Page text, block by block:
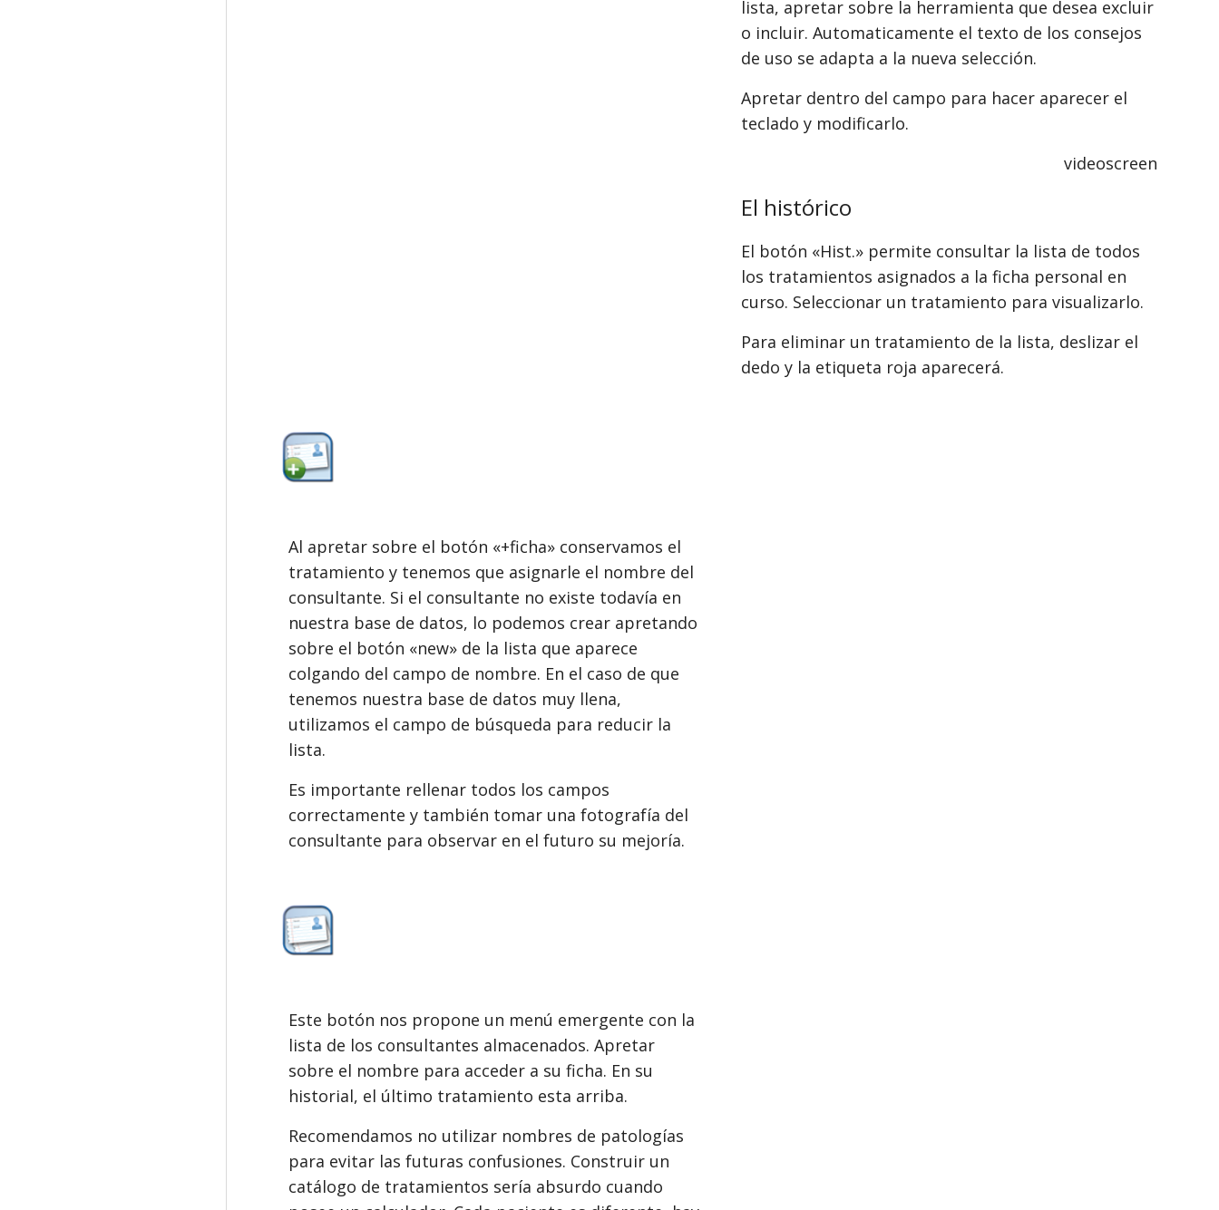
lista, apretar sobre la herramienta que desea excluir
o incluir. Automaticamente el texto de los consejos
de uso se adapta a la nueva selección.
Apretar dentro del campo para hacer aparecer el
teclado y modificarlo.
videoscreen
El histórico
El botón «Hist.» permite consultar la lista de todos
los tratamientos asignados a la ficha personal en
curso. Seleccionar un tratamiento para visualizarlo.
Para eliminar un tratamiento de la lista, deslizar el
dedo y la etiqueta roja aparecerá.
Al apretar sobre el botón «+ficha» conservamos el
tratamiento y tenemos que asignarle el nombre del
consultante. Si el consultante no existe todavía en
nuestra base de datos, lo podemos crear apretando
sobre el botón «new» de la lista que aparece
colgando del campo de nombre. En el caso de que
tenemos nuestra base de datos muy llena,
utilizamos el campo de búsqueda para reducir la
lista.
Es importante rellenar todos los campos
correctamente y también tomar una fotografía del
consultante para observar en el futuro su mejoría.
Este botón nos propone un menú emergente con la
lista de los consultantes almacenados. Apretar
sobre el nombre para acceder a su ficha. En su
historial, el último tratamiento esta arriba.
Recomendamos no utilizar nombres de patologías
para evitar las futuras confusiones. Construir un
catálogo de tratamientos sería absurdo cuando